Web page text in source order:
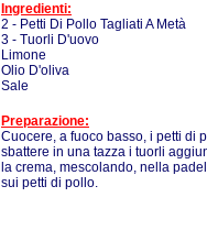
Ingredienti:
2 - Petti Di Pollo Tagliati A Metà
3 - Tuorli D'uovo
Limone
Olio D'oliva
Sale
Preparazione:
Cuocere, a fuoco basso, i petti di
sbattere in una tazza i tuorli
la crema, mescolando, nella
sui petti di pollo.